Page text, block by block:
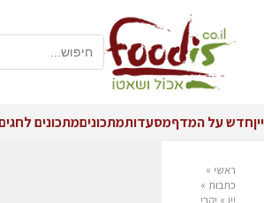
ייןחדש על המדףמסעדותמתכוניםמתכונים
ראשי »
כתבות »
יין » יקבי